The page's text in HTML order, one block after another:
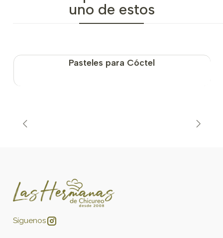
uno de estos
Pasteles para Cóctel
Síguenos